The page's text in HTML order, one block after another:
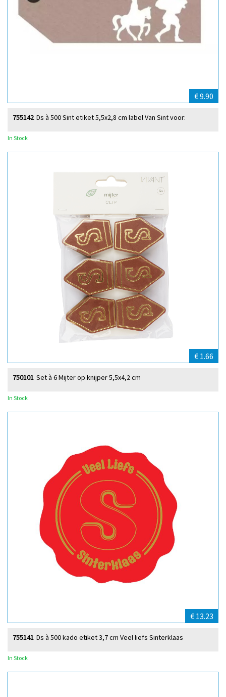
€ 9.90
Ds à 500 Sint etiket 5,5x2,8 cm label Van Sint voor:
755142
In Stock
€ 1.66
Set à 6 Mijter op knijper 5,5x4,2 cm
750101
In Stock
€ 13.23
Ds à 500 kado etiket 3,7 cm Veel liefs Sinterklaas
755141
In Stock